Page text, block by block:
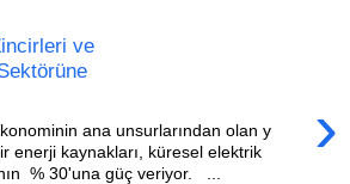
ve
›
ana unsurlarından olan y
enerji kaynakları, küresel elektrik
% 30'una güç veriyor. ...